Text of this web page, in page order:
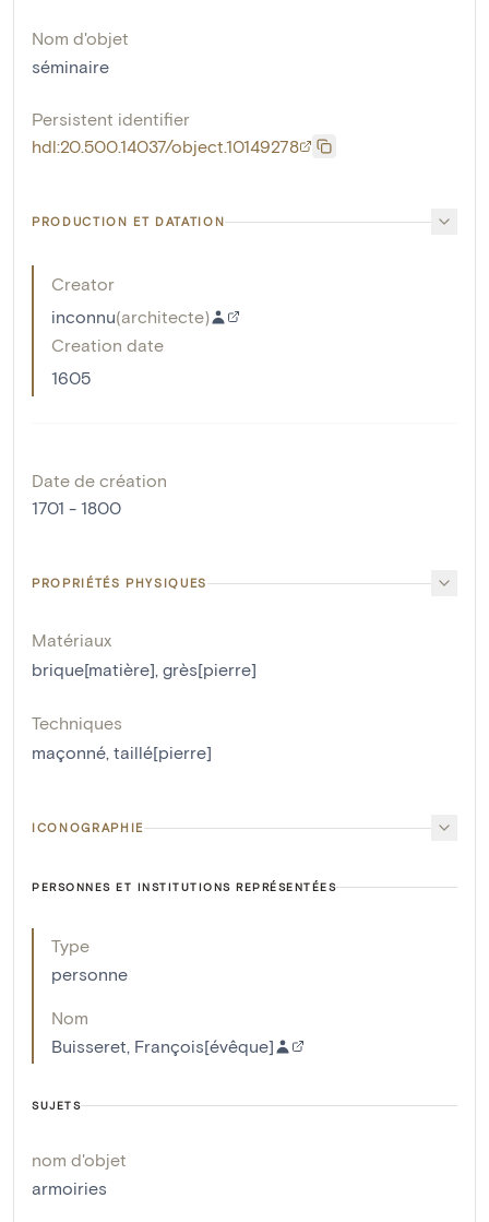
Nom d'objet
séminaire
Persistent identifier
hdl:20.500.14037/object.10149278
PRODUCTION ET DATATION
Creator
inconnu(architecte)
Creation date
1605
Date de création
1701 - 1800
PROPRIÉTÉS PHYSIQUES
Matériaux
brique[matière], grès[pierre]
Techniques
maçonné, taillé[pierre]
ICONOGRAPHIE
PERSONNES ET INSTITUTIONS REPRÉSENTÉES
Type
personne
Nom
Buisseret, François[évêque]
SUJETS
nom d'objet
armoiries